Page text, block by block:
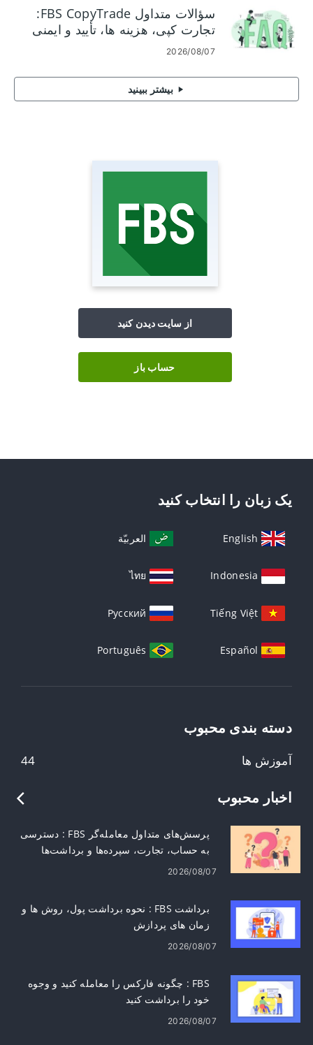
سؤالات متداول FBS CopyTrade:
تجارت کپی، هزینه ها، تأیید و ایمنی
2026/08/07
بیشتر ببینید
از سایت دیدن کنید
حساب باز
یک زبان را انتخاب کنید
English العربيّة
Indonesia
ไทย
Tiếng Việt
Русский
Español
Português
دسته بندی محبوب
44 آموزش ها
اخبار محبوب
پرسش‌های متداول معامله‌گر FBS : دسترسی
به حساب، تجارت، سپرده‌ها و برداشت‌ها
2026/08/07
برداشت FBS : نحوه برداشت پول، روش ها و
زمان های پردازش
2026/08/07
FBS : چگونه فارکس را معامله کنید و وجوه
خود را برداشت کنید
2026/08/07